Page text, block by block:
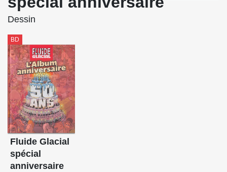
Dessin
BD
Fluide Glacial
spécial
anniversaire